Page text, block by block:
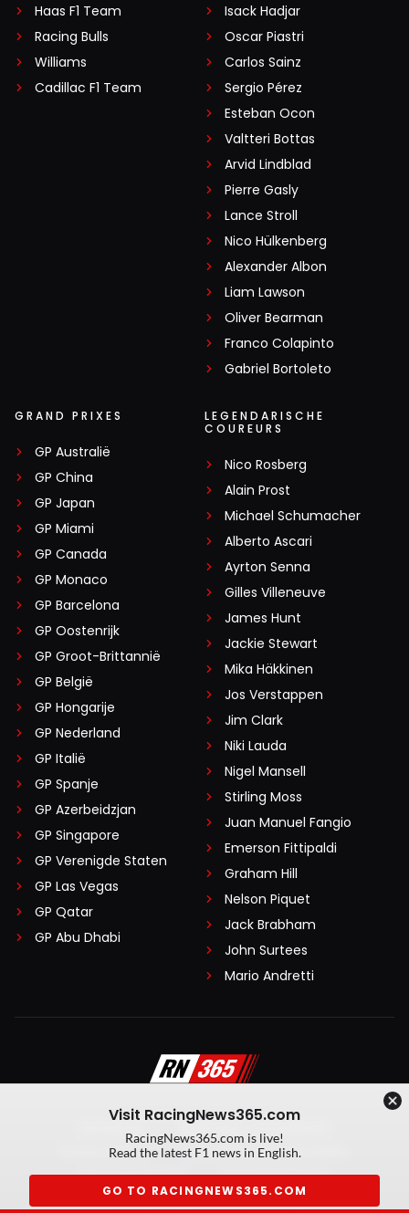
Haas F1 Team
Racing Bulls
Williams
Cadillac F1 Team
Isack Hadjar
Oscar Piastri
Carlos Sainz
Sergio Pérez
Esteban Ocon
Valtteri Bottas
Arvid Lindblad
Pierre Gasly
Lance Stroll
Nico Hülkenberg
Alexander Albon
Liam Lawson
Oliver Bearman
Franco Colapinto
Gabriel Bortoleto
GRAND PRIXES
GP Australië
GP China
GP Japan
GP Miami
GP Canada
GP Monaco
GP Barcelona
GP Oostenrijk
GP Groot-Brittannië
GP België
GP Hongarije
GP Nederland
GP Italië
GP Spanje
GP Azerbeidzjan
GP Singapore
GP Verenigde Staten
GP Las Vegas
GP Qatar
GP Abu Dhabi
LEGENDARISCHE
COUREURS
Nico Rosberg
Alain Prost
Michael Schumacher
Alberto Ascari
Ayrton Senna
Gilles Villeneuve
James Hunt
Jackie Stewart
Mika Häkkinen
Jos Verstappen
Jim Clark
Niki Lauda
Nigel Mansell
Stirling Moss
Juan Manuel Fangio
Emerson Fittipaldi
Graham Hill
Nelson Piquet
Jack Brabham
John Surtees
Mario Andretti
Algemene voorwaarden
Privacy Policy
Created by On Your Marks
Privacy manager
Kansspeluitingen
Visit RacingNews365.com
RacingNews365.com is live!
Read the latest F1 news in English.
GO TO RACINGNEWS365.COM